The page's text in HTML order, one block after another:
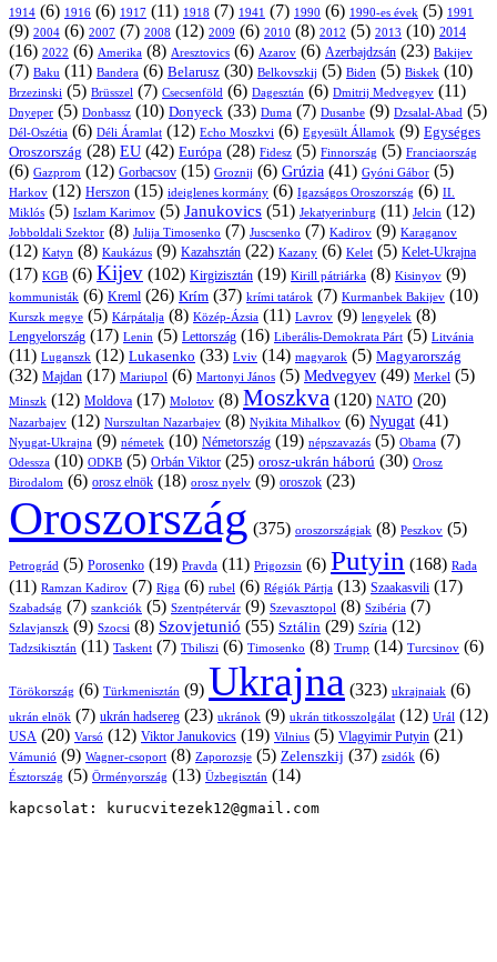
1914 (6) 1916 (6) 1917 (11) 1918 (7) 1941 (7) 1990 (6) 1990-es évek (5) 1991
(9) 2004 (6) 2007 (7) 2008 (12) 2009 (6) 2010 (8) 2012 (5) 2013 (10) 2014
(16) 2022 (6) Amerika (8) Aresztovics (6) Azarov (6) Azerbajdzsán (23) Bakijev
(7) Baku (11) Bandera (6) Belarusz (30) Belkovszkij (5) Biden (5) Biskek (10)
Brzezinski (5) Brüsszel (7) Csecsenföld (6) Dagesztán (6) Dmitrij Medvegyev (11)
Dnyeper (5) Donbassz (10) Donyeck (33) Duma (7) Dusanbe (9) Dzsalal-Abad (5)
Dél-Oszétia (6) Déli Áramlat (12) Echo Moszkvi (6) Egyesült Államok (9) Egységes
Oroszország (28) EU (42) Európa (28) Fidesz (5) Finnország (5) Franciaország
(6) Gazprom (12) Gorbacsov (15) Groznij (6) Grúzia (41) Gyóni Gábor (5)
Harkov (12) Herszon (15) ideiglenes kormány (6) Igazságos Oroszország (6) II.
Miklós (5) Iszlam Karimov (5) Janukovics (51) Jekatyerinburg (11) Jelcin (12)
Jobboldali Szektor (8) Julija Timosenko (7) Juscsenko (7) Kadirov (9) Karaganov
(12) Katyn (8) Kaukázus (9) Kazahsztán (22) Kazany (6) Kelet (5) Kelet-Ukrajna
(17) KGB (6) Kijev (102) Kirgizisztán (19) Kirill pátriárka (8) Kisinyov (9)
kommunisták (6) Kreml (26) Krím (37) krími tatárok (7) Kurmanbek Bakijev (10)
Kurszk megye (5) Kárpátalja (8) Közép-Ázsia (11) Lavrov (9) lengyelek (8)
Lengyelország (17) Lenin (5) Lettország (16) Liberális-Demokrata Párt (5) Litvánia
(11) Luganszk (12) Lukasenko (33) Lviv (14) magyarok (5) Magyarország
(32) Majdan (17) Mariupol (6) Martonyi János (5) Medvegyev (49) Merkel (5)
Minszk (12) Moldova (17) Molotov (8) Moszkva (120) NATO (20)
Nazarbajev (12) Nurszultan Nazarbajev (8) Nyikita Mihalkov (6) Nyugat (41)
Nyugat-Ukrajna (9) németek (10) Németország (19) népszavazás (5) Obama (7)
Odessza (10) ODKB (5) Orbán Viktor (25) orosz-ukrán háború (30) Orosz
Birodalom (6) orosz elnök (18) orosz nyelv (9) oroszok (23)
Oroszország (375) oroszországiak (8) Peszkov (5)
Petrográd (5) Porosenko (19) Pravda (11) Prigozsin (6) Putyin (168) Rada
(11) Ramzan Kadirov (7) Riga (6) rubel (6) Régiók Pártja (13) Szaakasvili (17)
Szabadság (7) szankciók (5) Szentpétervár (9) Szevasztopol (8) Szibéria (7)
Szlavjanszk (9) Szocsi (8) Szovjetunió (55) Sztálin (29) Szíria (12)
Tadzsikisztán (11) Taskent (7) Tbiliszi (6) Timosenko (8) Trump (14) Turcsinov (6)
Törökország (6) Türkmenisztán (9) Ukrajna (323) ukrajnaiak (6)
ukrán elnök (7) ukrán hadsereg (23) ukránok (9) ukrán titkosszolgálat (12) Urál (12)
USA (20) Varsó (12) Viktor Janukovics (19) Vilnius (5) Vlagyimir Putyin (21)
Vámunió (9) Wagner-csoport (8) Zaporozsje (5) Zelenszkij (37) zsidók (6)
Észtország (5) Örményország (13) Üzbegisztán (14)
kapcsolat: kurucvitezek12@gmail.com